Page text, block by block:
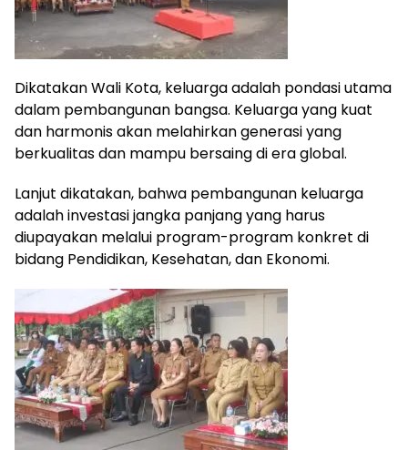
Dikatakan Wali Kota, keluarga adalah pondasi utama
dalam pembangunan bangsa. Keluarga yang kuat
dan harmonis akan melahirkan generasi yang
berkualitas dan mampu bersaing di era global.
Lanjut dikatakan, bahwa pembangunan keluarga
adalah investasi jangka panjang yang harus
diupayakan melalui program-program konkret di
bidang Pendidikan, Kesehatan, dan Ekonomi.